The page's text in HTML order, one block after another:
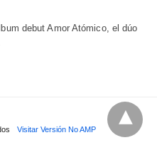
debut Amor Atómico, el dúo
Visitar Versión No AMP